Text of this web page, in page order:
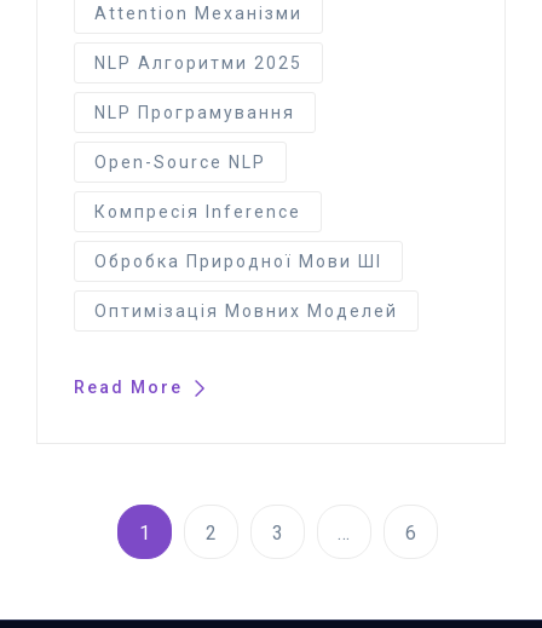
Attention Механізми
NLP Алгоритми 2025
NLP Програмування
Open-Source NLP
Компресія Inference
Обробка Природної Мови ШІ
Оптимізація Мовних Моделей
Read More
1 2 3 6